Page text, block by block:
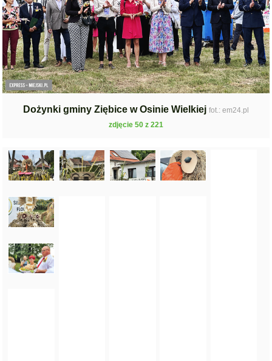
Dożynki gminy Ziębice w Osinie Wielkiej fot.: em24.pl
zdjęcie 50 z 221